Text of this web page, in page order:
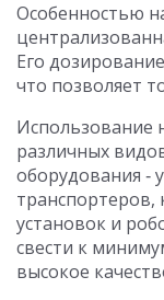
Особенностью
Его
что позволяет
Использование
различных
оборудования ‑
установок и
свести к
высокое